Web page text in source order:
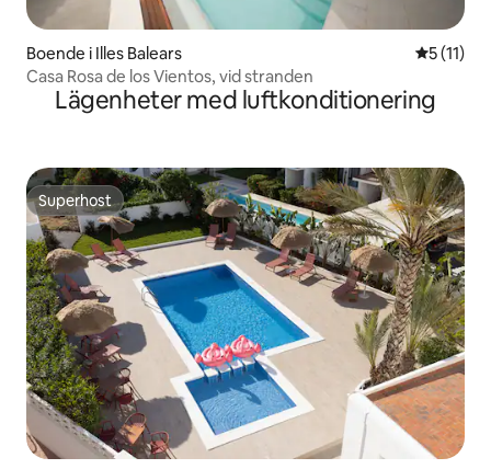
Boende i Illes Balears 5 av 5 i
5 (11)
Casa Rosa de los Vientos, vid stranden
Lägenheter med luftkonditionering
Superhost
Superhost